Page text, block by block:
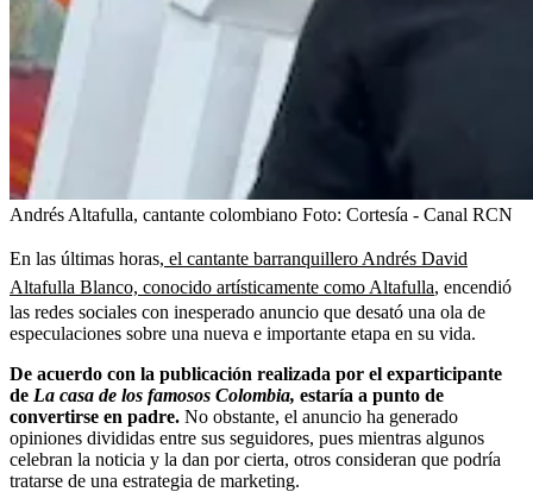
Andrés Altafulla, cantante colombiano Foto: Cortesía - Canal RCN
En las últimas horas, el cantante barranquillero Andrés David
Altafulla Blanco, conocido artísticamente como Altafulla, encendió
las redes sociales con inesperado anuncio que desató una ola de
especulaciones sobre una nueva e importante etapa en su vida.
De acuerdo con la publicación realizada por el exparticipante
de La casa de los famosos Colombia, estaría a punto de
convertirse en padre. No obstante, el anuncio ha generado
opiniones divididas entre sus seguidores, pues mientras algunos
celebran la noticia y la dan por cierta, otros consideran que podría
tratarse de una estrategia de marketing.